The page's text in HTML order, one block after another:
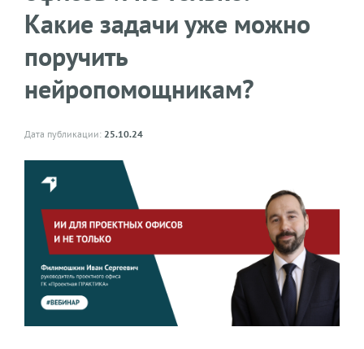
Какие задачи уже можно
поручить
нейропомощникам?
Дата публикации: 25.10.24